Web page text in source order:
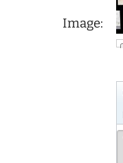
Image: